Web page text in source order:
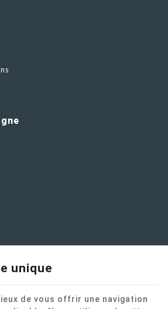
unique
de vous offrir une navigation